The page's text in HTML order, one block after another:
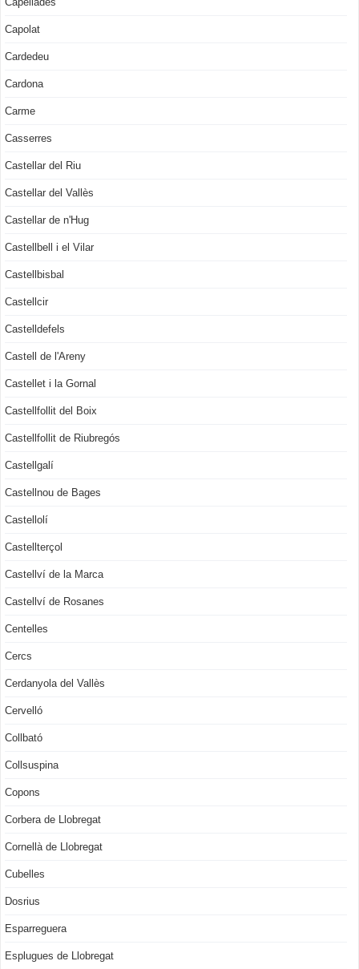
Capolat
Cardedeu
Cardona
Carme
Casserres
Castellar del Riu
Castellar del Vallès
Castellar de n'Hug
Castellbell i el Vilar
Castellbisbal
Castellcir
Castelldefels
Castell de l'Areny
Castellet i la Gornal
Castellfollit del Boix
Castellfollit de Riubregós
Castellgalí
Castellnou de Bages
Castellolí
Castellterçol
Castellví de la Marca
Castellví de Rosanes
Centelles
Cercs
Cerdanyola del Vallès
Cervelló
Collbató
Collsuspina
Copons
Corbera de Llobregat
Cornellà de Llobregat
Cubelles
Dosrius
Esparreguera
Esplugues de Llobregat